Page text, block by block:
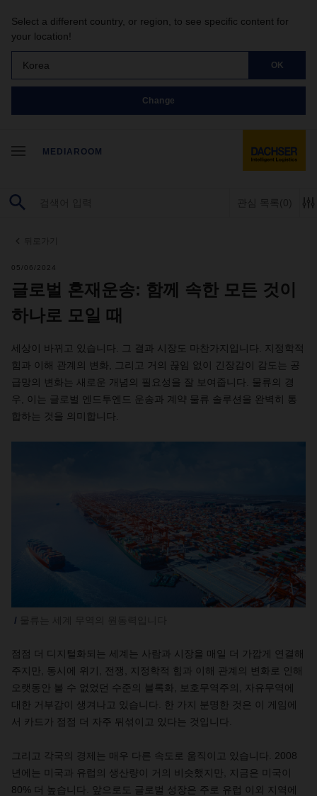
Select a different country, or region, to see specific content for
your location!
Korea OK
Change
MEDIAROOM
관심 목록 (0)
05/06/2024
글로벌 혼재운송: 함께 속한 모든 것이
하나로 모일 때
세상이 바뀌고 있습니다. 그 결과 시장도 마찬가지입니다. 지정학적
힘과 이해 관계의 변화, 그리고 거의 끊임 없이 긴장감이 감도는 공
급망의 변화는 새로운 개념의 필요성을 잘 보여줍니다. 물류의 경
우, 이는 글로벌 엔드투엔드 운송과 계약 물류 솔루션을 완벽히 통
합하는 것을 의미합니다.
점점 더 디지털화되는 세계는 사람과 시장을 매일 더 가깝게 연결해
주지만, 동시에 위기, 전쟁, 지정학적 힘과 이해 관계의 변화로 인해
오랫동안 볼 수 없었던 수준의 블록화, 보호무역주의, 자유무역에
대한 거부감이 생겨나고 있습니다. 한 가지 분명한 것은 이 게임에
서 카드가 점점 더 자주 뒤섞이고 있다는 것입니다.
그리고 각국의 경제는 매우 다른 속도로 움직이고 있습니다. 2008
년에는 미국과 유럽의 생산량이 거의 비슷했지만, 지금은 미국이
80% 더 높습니다. 앞으로도 글로벌 성장은 주로 유럽 이외 지역에